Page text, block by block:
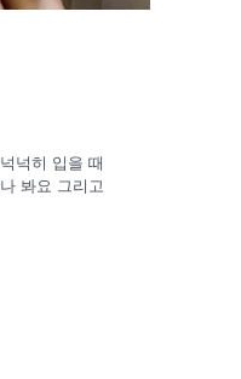
넉히 입을 때
봐요 그리고